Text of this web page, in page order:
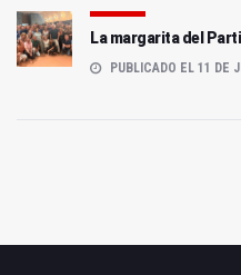
La margarita del
PUBLICADO EL 11 DE